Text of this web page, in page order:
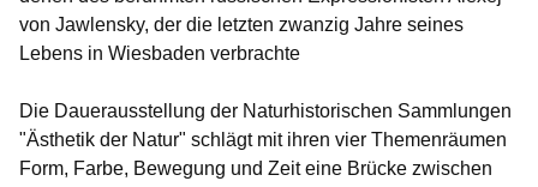
von Jawlensky, der die letzten zwanzig Jahre seines
Lebens in Wiesbaden verbrachte
Die Dauerausstellung der Naturhistorischen Sammlungen
"Ästhetik der Natur" schlägt mit ihren vier Themenräumen
Form, Farbe, Bewegung und Zeit eine Brücke zwischen